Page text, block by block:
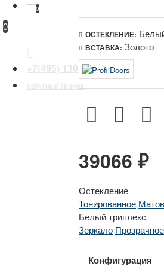
0
0
+7(495) 130 30 44
ОБРАТНЫЙ ЗВОНОК
ОСТЕКЛЕНИЕ:
ВСТАВКА: Золото
39066 ₽
Остекление
Тонированное
Белый триплекс
Зеркало Прозрачное
Конфигурация